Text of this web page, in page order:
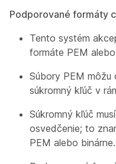
Podporované formáty
Tento systém
formáte PEM
Súbory PEM
súkromný kľúč v
Súkromný kľúč
osvedčenie; to
PEM alebo binárne.